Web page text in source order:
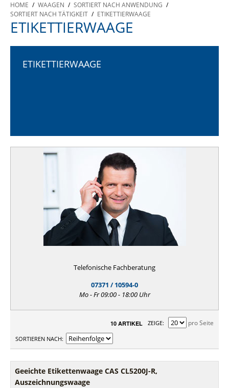
HOME / WAAGEN / SORTIERT NACH ANWENDUNG /
SORTIERT NACH TÄTIGKEIT / ETIKETTIERWAAGE
ETIKETTIERWAAGE
ETIKETTIERWAAGE
Telefonische Fachberatung
07371 / 10594-0
Mo - Fr 09:00 - 18:00 Uhr
10 ARTIKEL ZEIGE pro Seite
SORTIEREN NACH
Geeichte Etikettenwaage CAS CL5200J-R,
Auszeichnungswaage